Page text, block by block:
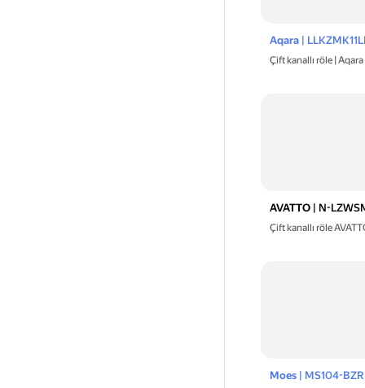
Aqara|
Çift kanallı röle |
AVATTO| N-
Çift kanallı röle
Moes| MS104-BZR